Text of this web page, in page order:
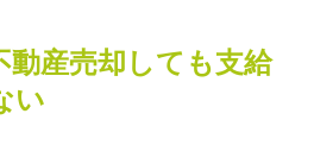
動産売却しても支給
い